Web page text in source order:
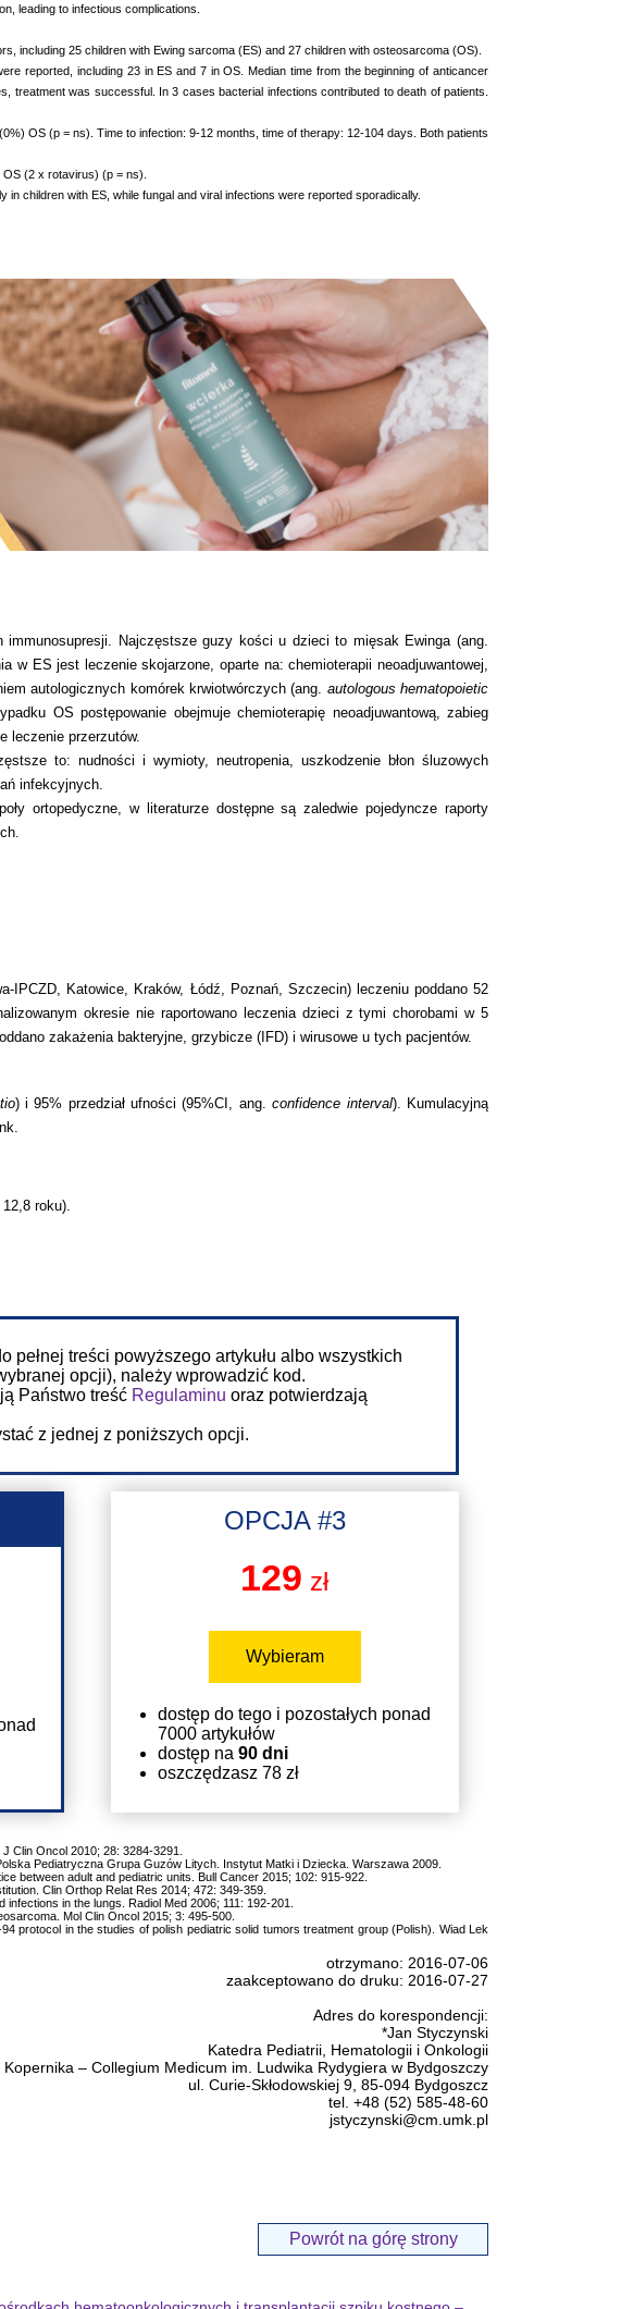
leading to infectious complications.
including 25 children with Ewing sarcoma (ES) and 27 children with osteosarcoma (OS).
reported, including 23 in ES and 7 in OS. Median time from the beginning of anticancer
was successful. In 3 cases bacterial infections contributed to death of patients.
OS (p = ns). Time to infection: 9-12 months, time of therapy: 12-104 days. Both patients
(2 x rotavirus) (p = ns).
children with ES, while fungal and viral infections were reported sporadically.
Najczęstsze guzy kości u dzieci to mięsak Ewinga (ang.
w ES jest leczenie skojarzone, oparte na: chemioterapii neoadjuwantowej,
autologicznych komórek krwiotwórczych (ang. autologous hematopoietic
OS postępowanie obejmuje chemioterapię neoadjuwantową, zabieg
leczenie przerzutów.
to: nudności i wymioty, neutropenia, uszkodzenie błon śluzowych
infekcyjnych.
ortopedyczne, w literaturze dostępne są zaledwie pojedyncze raporty
IPCZD, Katowice, Kraków, Łódź, Poznań, Szczecin) leczeniu poddano 52
okresie nie raportowano leczenia dzieci z tymi chorobami w 5
zakażenia bakteryjne, grzybicze (IFD) i wirusowe u tych pacjentów.
) i 95% przedział ufności (95%CI, ang.confidence interval). Kumulacyjną
roku).
pełnej treści powyższego artykułu albo wszystkich
opcji), należy wprowadzić kod.
Państwo treść Regulaminu oraz potwierdzają
z jednej z poniższych opcji.
OPCJA #3
129 zł
Wybieram
dostęp do tego i pozostałych ponad
7000 artykułów
dostęp na 90 dni
oszczędzasz 78 zł
Clin Oncol 2010; 28: 3284-3291.
Pediatryczna Grupa Guzów Litych. Instytut Matki i Dziecka. Warszawa 2009.
between adult and pediatric units. Bull Cancer 2015; 102: 915-922.
Clin Orthop Relat Res 2014; 472: 349-359.
in the lungs. Radiol Med 2006; 111: 192-201.
Mol Clin Oncol 2015; 3: 495-500.
protocol in the studies of polish pediatric solid tumors treatment group (Polish). Wiad Lek
otrzymano: 2016-07-06
zaakceptowano do druku: 2016-07-27
Adres do korespondencji:
*Jan Styczynski
Katedra Pediatrii, Hematologii i Onkologii
Kopernika – Collegium Medicum im. Ludwika Rydygiera w Bydgoszczy
ul. Curie-Skłodowskiej 9, 85-094 Bydgoszcz
tel. +48 (52) 585-48-60
jstyczynski@cm.umk.pl
Powrót na górę strony